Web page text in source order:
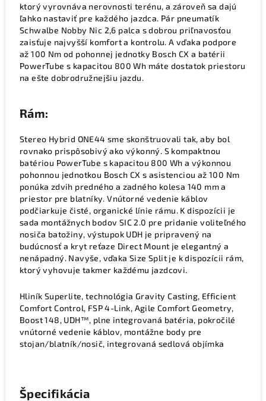
ktorý vyrovnáva nerovnosti terénu, a zároveň sa dajú
ľahko nastaviť pre každého jazdca. Pár pneumatík
Schwalbe Nobby Nic 2,6 palca s dobrou priľnavosťou
zaisťuje najvyšší komfort a kontrolu. A vďaka podpore
až 100 Nm od pohonnej jednotky Bosch CX a batérii
PowerTube s kapacitou 800 Wh máte dostatok priestoru
na ešte dobrodružnejšiu jazdu.
Rám:
Stereo Hybrid ONE44 sme skonštruovali tak, aby bol
rovnako prispôsobivý ako výkonný. S kompaktnou
batériou PowerTube s kapacitou 800 Wh a výkonnou
pohonnou jednotkou Bosch CX s asistenciou až 100 Nm
ponúka zdvih predného a zadného kolesa 140 mm a
priestor pre blatníky. Vnútorné vedenie káblov
podčiarkuje čisté, organické línie rámu. K dispozícii je
sada montážnych bodov SIC 2.0 pre pridanie voliteľného
nosiča batožiny, výstupok UDH je pripravený na
budúcnosť a kryt reťaze Direct Mount je elegantný a
nenápadný. Navyše, vďaka Size Split je k dispozícii rám,
ktorý vyhovuje takmer každému jazdcovi.
Hliník Superlite, technológia Gravity Casting, Efficient
Comfort Control, FSP 4-Link, Agile Comfort Geometry,
Boost 148, UDH™, plne integrovaná batéria, pokročilé
vnútorné vedenie káblov, montážne body pre
stojan/blatník/nosič, integrovaná sedlová objímka
Špecifikácia